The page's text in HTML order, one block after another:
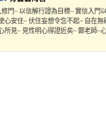
門~ 以信解行證為目標~ 實信入門
安住~ 伏住妄想令念不起~ 自在
所見~ 見性明心得證近矣~ 鄭老師~